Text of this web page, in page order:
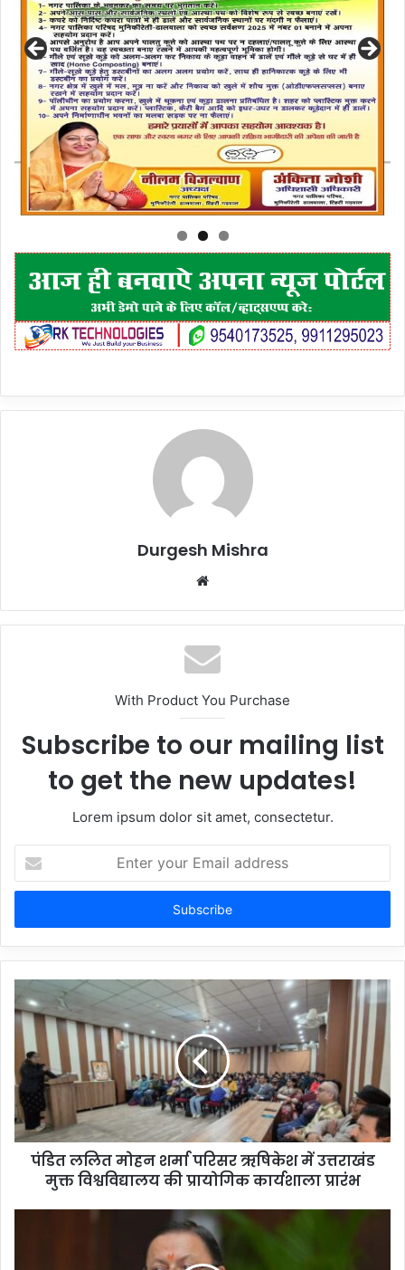
Durgesh Mishra
Website
With Product You Purchase
Subscribe to our mailing list
to get the new updates!
Lorem ipsum dolor sit amet, consectetur.
your
Email
पंडित ललित मोहन शर्मा परिसर ऋषिकेश में उत्तराखंड
मुक्त विश्वविद्यालय की प्रायोगिक कार्यशाला प्रारंभ